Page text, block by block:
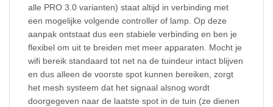
alle PRO 3.0 varianten) staat altijd in verbinding met
een mogelijke volgende controller of lamp. Op deze
aanpak ontstaat dus een stabiele verbinding en ben je
flexibel om uit te breiden met meer apparaten. Mocht je
wifi bereik standaard tot net na de tuindeur intact blijven
en dus alleen de voorste spot kunnen bereiken, zorgt
het mesh systeem dat het signaal alsnog wordt
doorgegeven naar de laatste spot in de tuin (ze dienen